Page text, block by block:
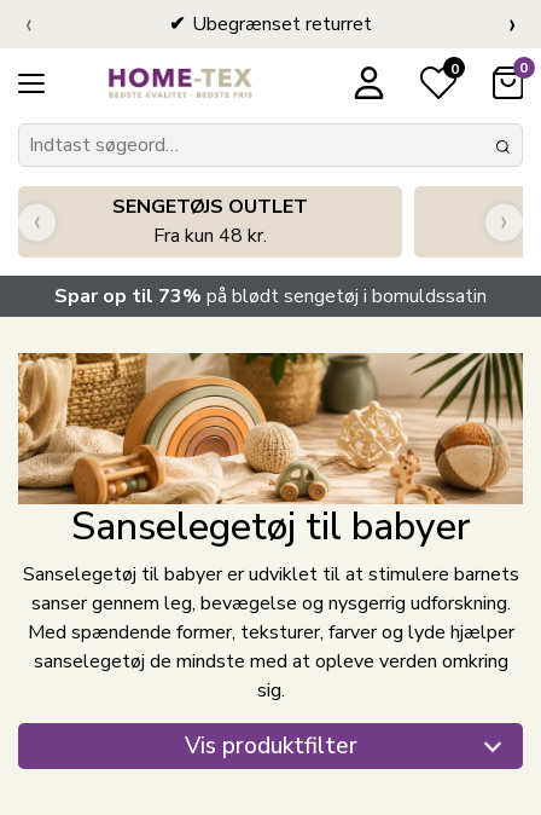
Ubegrænset returret
‹ ›
0 0
SENGETØJS OUTLET
Fra kun 48 kr.
‹ ›
Spar op til 73% på blødt sengetøj i bomuldssatin
Sanselegetøj til babyer
Sanselegetøj til babyer er udviklet til at stimulere barnets
sanser gennem leg, bevægelse og nysgerrig udforskning.
Med spændende former, teksturer, farver og lyde hjælper
sanselegetøj de mindste med at opleve verden omkring
sig.
Vis produktfilter